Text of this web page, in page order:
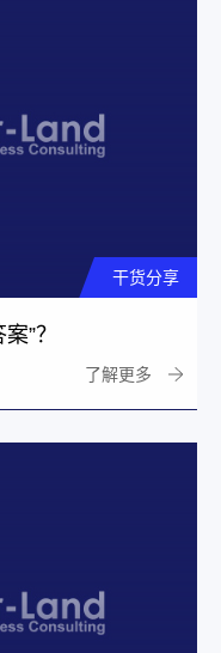
干货分享
”？
了解更多